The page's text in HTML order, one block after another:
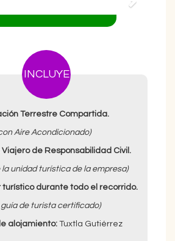
Next
INCLUYE
Terrestre Compartida.
Aire Acondicionado)
de Responsabilidad Civil.
unidad turística de la empresa)
durante todo el recorrido.
de turista certificado)
alojamiento: Tuxtla Gutiérrez